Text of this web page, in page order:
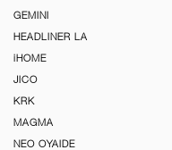
GEMINI
HEADLINER LA
iHOME
JICO
KRK
MAGMA
NEO OYAIDE